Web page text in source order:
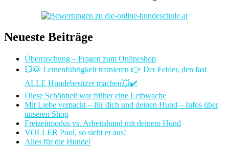
Neueste Beiträge
Überraschung – Fragen zum Onlineshop
💥🐶 Leinenführigkeit trainieren 👉 Der Fehler, den fast
ALLE Hundebesitzer machen💥✔️
Diese Schönheit war früher eine Leibwache
Mit Liebe verpackt – für dich und deinen Hund – Infos über
unseren Shop
Freizeitmodus vs. Arbeitshund mit deinem Hund
VOLLER Pool, so sieht er aus!
Alles für die Hunde!